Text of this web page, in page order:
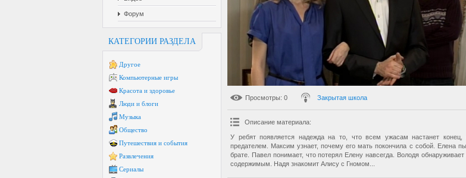
Форум
КАТЕГОРИИ РАЗДЕЛА
Другое
Компьютерные игры
Красота и здоровье
Люди и блоги
Музыка
Общество
Путешествия и события
Развлечения
Сериалы
Просмотры: 0 Закрытая школа
Описание материала:
У ребят появляется надежда на то, что всем ужасам настанет конец,
предателем. Максим узнает, почему его мать покончила с собой. Елена
брате. Павел понимает, что потерял Елену навсегда. Володя
содержимым. Надя знакомит Алису с Гномом...